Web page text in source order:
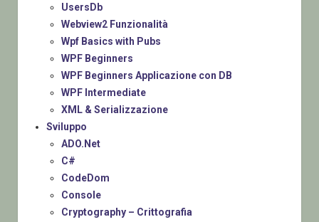
UsersDb
Webview2 Funzionalità
Wpf Basics with Pubs
WPF Beginners
WPF Beginners Applicazione con DB
WPF Intermediate
XML & Serializzazione
Sviluppo
ADO.Net
C#
CodeDom
Console
Cryptography – Crittografia